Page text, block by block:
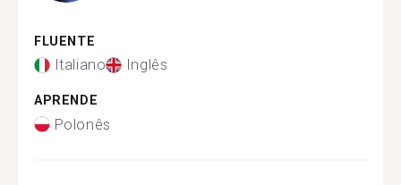
FLUENTE
Italiano Inglês
APRENDE
Polonês